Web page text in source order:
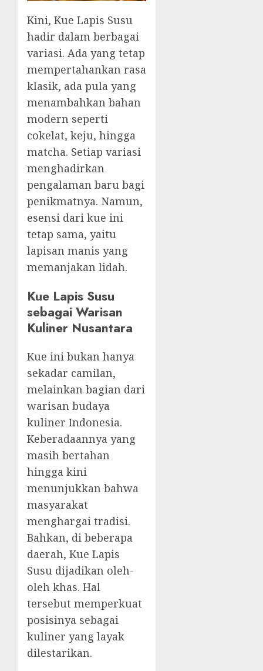
Kini, Kue Lapis Susu
hadir dalam berbagai
variasi. Ada yang tetap
mempertahankan rasa
klasik, ada pula yang
menambahkan bahan
modern seperti
cokelat, keju, hingga
matcha. Setiap variasi
menghadirkan
pengalaman baru bagi
penikmatnya. Namun,
esensi dari kue ini
tetap sama, yaitu
lapisan manis yang
memanjakan lidah.
Kue Lapis Susu
sebagai Warisan
Kuliner Nusantara
Kue ini bukan hanya
sekadar camilan,
melainkan bagian dari
warisan budaya
kuliner Indonesia.
Keberadaannya yang
masih bertahan
hingga kini
menunjukkan bahwa
masyarakat
menghargai tradisi.
Bahkan, di beberapa
daerah, Kue Lapis
Susu dijadikan oleh-
oleh khas. Hal
tersebut memperkuat
posisinya sebagai
kuliner yang layak
dilestarikan.